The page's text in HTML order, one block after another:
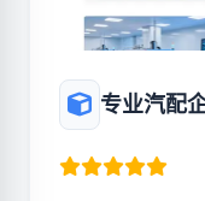
专业汽配